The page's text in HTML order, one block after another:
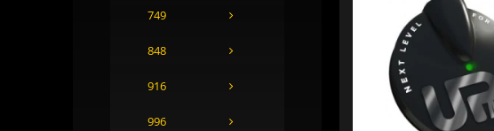
749
848
916
996